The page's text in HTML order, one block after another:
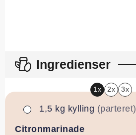
Ingredienser
1x 2x 3x
▢
1,5 kg kylling (parteret)
Citronmarinade